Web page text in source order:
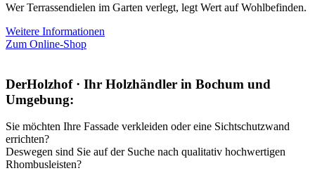
Wer Terrassendielen im Garten verlegt, legt Wert auf Wohlbefinden.
Weitere Informationen
Zum Online-Shop
DerHolzhof · Ihr Holzhändler in Bochum und
Umgebung:
Sie möchten Ihre Fassade verkleiden oder eine Sichtschutzwand
errichten?
Deswegen sind Sie auf der Suche nach qualitativ hochwertigen
Rhombusleisten?